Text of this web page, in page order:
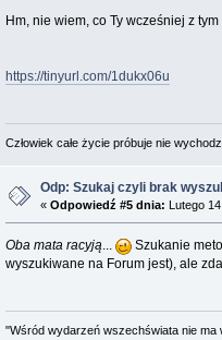
Hm, nie wiem, co Ty wcześniej z
https://tinyurl.com/1dukx06u
Człowiek całe życie próbuje nie
Odp: Szukaj czyli brak
« Odpowiedź #5 dnia: Lutego
Oba mata racyją...
Szukanie
wyszukiwane na Forum jest), ale
"Wśród wydarzeń wszechświata nie ma